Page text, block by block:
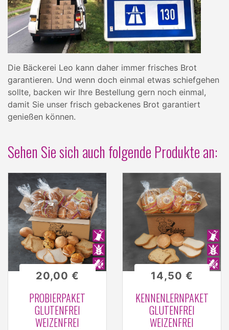
Die Bäckerei Leo kann daher immer frisches Brot
garantieren. Und wenn doch einmal etwas schiefgehen
sollte, backen wir Ihre Bestellung gern noch einmal,
damit Sie unser frisch gebackenes Brot garantiert
genießen können.
Sehen Sie sich auch folgende Produkte an:
PROBIERPAKET
GLUTENFREI
WEIZENFREI
20,00 €
KENNENLERNPAKET
GLUTENFREI
WEIZENFREI
14,50 €